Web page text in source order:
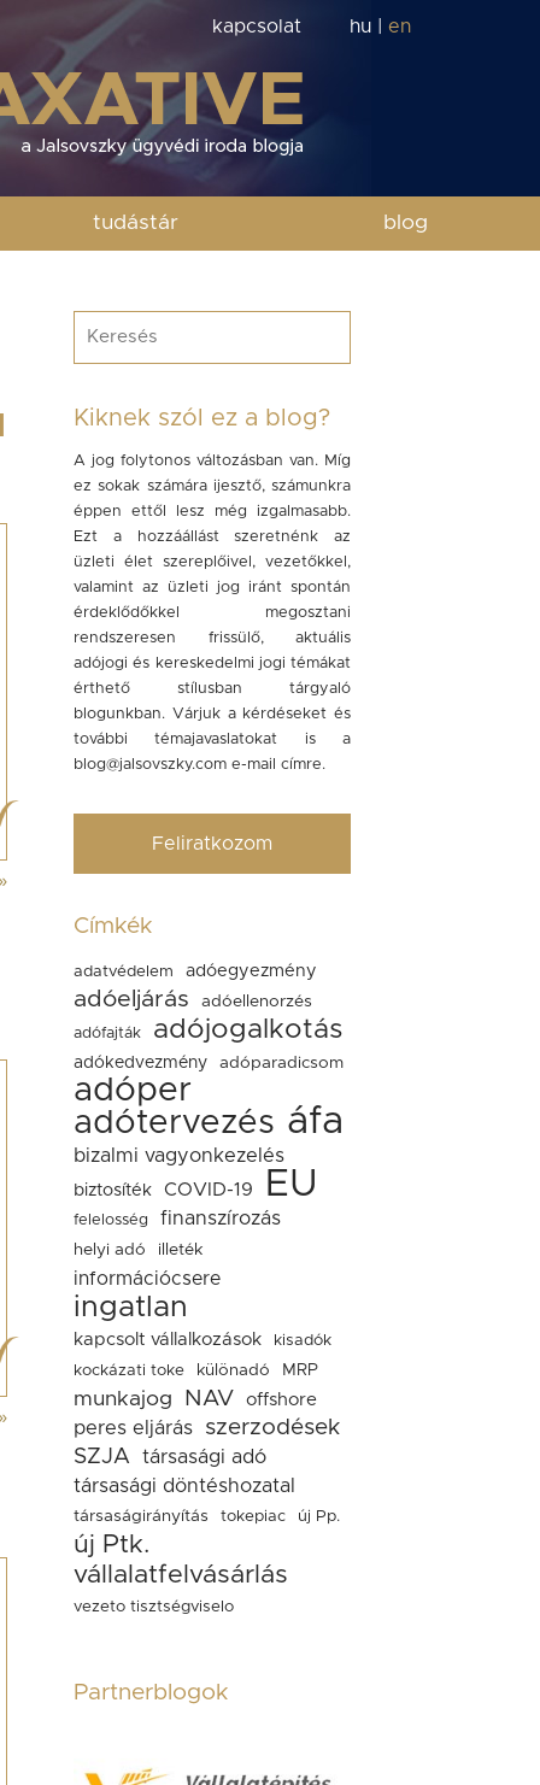
kapcsolat hu en
tudástár blog
Kiknek szól ez a blog?
A jog folytonos változásban van. Míg
ez sokak számára ijesztő, számunkra
éppen ettől lesz még izgalmasabb.
Ezt a hozzáállást szeretnénk az
üzleti élet szereplőivel, vezetőkkel,
valamint az üzleti jog iránt spontán
érdeklődőkkel megosztani
rendszeresen frissülő, aktuális
adójogi és kereskedelmi jogi témákat
érthető stílusban tárgyaló
blogunkban. Várjuk a kérdéseket és
további témajavaslatokat is a
blog@jalsovszky.com e-mail címre.
Feliratkozom
Címkék
adatvédelem adóegyezmény
adóeljárás adóellenorzés
adófajták adójogalkotás
adókedvezmény adóparadicsom
adóper
adótervezés áfa
bizalmi vagyonkezelés
biztosíték COVID-19 EU
felelosség finanszírozás
helyi adó illeték
információcsere
ingatlan
kapcsolt vállalkozások
kisadók
kockázati toke
különadó MRP
munkajog NAV offshore
peres eljárás
szerzodések
SZJA
társasági adó
társasági döntéshozatal
társaságirányítás tokepiac új Pp.
új Ptk.
vállalatfelvásárlás
vezeto tisztségviselo
Partnerblogok